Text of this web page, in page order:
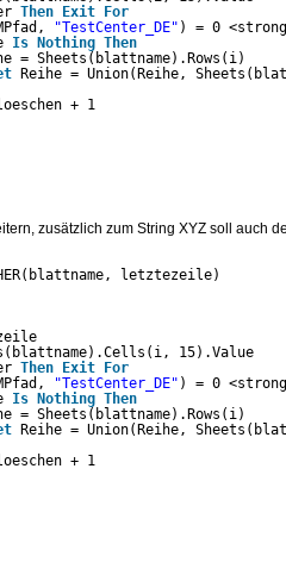
Then Exit
For
"TestCenter_DE" ) = 0
Is Nothing Then
= Sheets(blattname).Rows(i)
Reihe = Union(Reihe,
+ 1
zusätzlich zum String XYZ soll auch
letztezeile)
15).Value
Then Exit
For
"TestCenter_DE" ) = 0
Is Nothing Then
= Sheets(blattname).Rows(i)
Reihe = Union(Reihe,
+ 1